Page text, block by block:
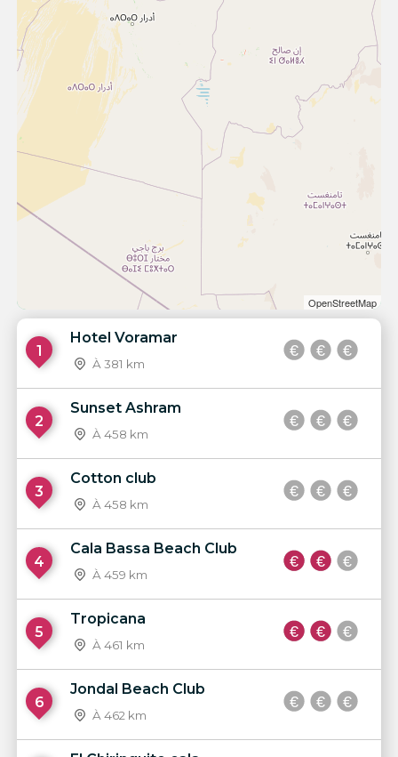
OpenStreetMap
1
Hotel Voramar
À 381 km
2
Sunset Ashram
À 458 km
3
Cotton club
À 458 km
4
Cala Bassa Beach Club
À 459 km
5
Tropicana
À 461 km
6
Jondal Beach Club
À 462 km